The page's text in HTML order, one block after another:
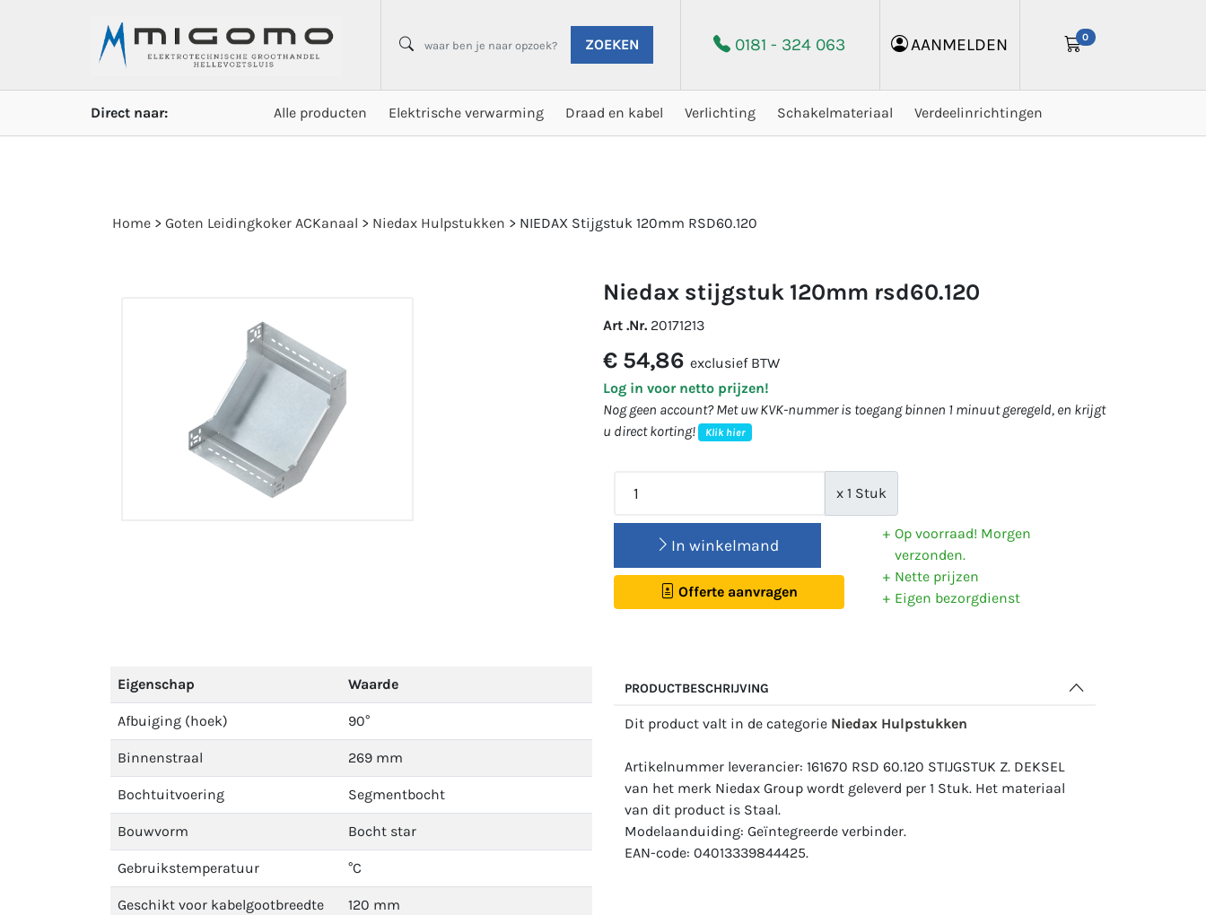
ZOEKEN 0181 - 324 063 AANMELDEN 0
Direct naar: Alle producten Elektrische verwarming Draad en kabel Verlichting Schakelmateriaal Verdeelinrichtingen
Home > Goten Leidingkoker ACKanaal > Niedax Hulpstukken > NIEDAX Stijgstuk 120mm RSD60.120
niedax stijgstuk 120mm rsd60.120
Art .Nr. 20171213
€ 54,86 exclusief BTW
Log in voor netto prijzen!
Nog geen account? Met uw KVK-nummer is toegang binnen 1 minuut geregeld, en krijgt
u direct korting!
Klik hier
x 1 Stuk
In winkelmand
Offerte aanvragen
Op voorraad! Morgen
verzonden.
Nette prijzen
Eigen bezorgdienst
Eigenschap Waarde
Afbuiging (hoek) 90°
Binnenstraal 269 mm
Bochtuitvoering Segmentbocht
Bouwvorm Bocht star
Gebruikstemperatuur °C
Geschikt voor kabelgootbreedte 120 mm
PRODUCTBESCHRIJVING
Dit product valt in de categorie Niedax Hulpstukken
Artikelnummer leverancier: 161670 RSD 60.120 STIJGSTUK Z. DEKSEL
van het merk Niedax Group wordt geleverd per 1 Stuk. Het materiaal
van dit product is Staal.
Modelaanduiding: Geïntegreerde verbinder.
EAN-code: 04013339844425.